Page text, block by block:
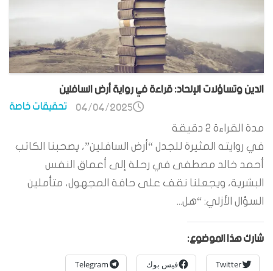
الدين وتساؤلات الإلحاد: قراءة في رواية أرض السافلين
تحقيقات خاصة 04/04/2025
مدة القراءة 2 دقيقة
في روايته المثيرة للجدل “أرض السافلين”، يصحبنا الكاتب
أحمد خالد مصطفى في رحلة إلى أعماق النفس
البشرية، ويجعلنا نقف على حافة المجهول، متأملين
السؤال الأزلي: “هل...
شارك هذا الموضوع:
Twitter فيس بوك Telegram